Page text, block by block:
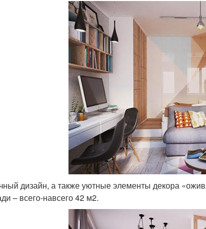
дизайн, а также уютные элементы декора
– всего-навсего 42 м2.